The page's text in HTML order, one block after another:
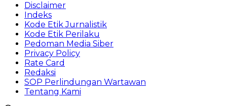
Disclaimer
Indeks
Kode Etik Jurnalistik
Kode Etik Perilaku
Pedoman Media Siber
Privacy Policy
Rate Card
Redaksi
SOP Perlindungan Wartawan
Tentang Kami